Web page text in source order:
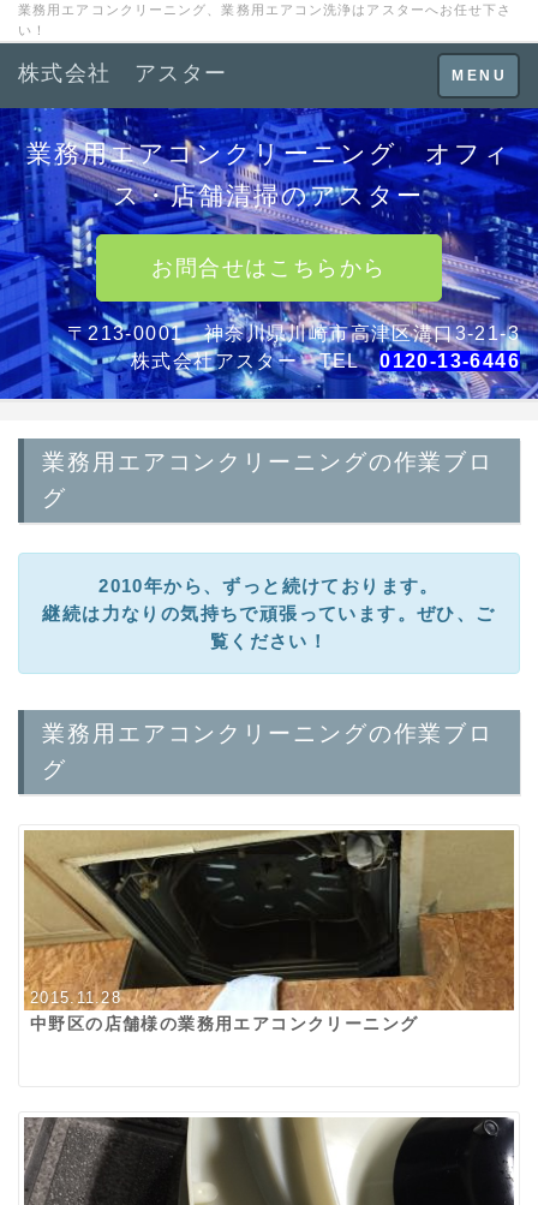
業務用エアコンクリーニング、業務用エアコン洗浄はアスターへお任せ下さ
い！
Toggle
navigation
MENU
株式会社 アスター
業務用エアコンクリーニング オフィ
ス・店舗清掃のアスター
お問合せはこちらから
〒213-0001 神奈川県川崎市高津区溝口3-21-3
株式会社アスター TEL0120-13-6446
業務用エアコンクリーニングの作業ブロ
グ
2010年から、ずっと続けております。
継続は力なりの気持ちで頑張っています。ぜひ、ご
覧ください！
業務用エアコンクリーニングの作業ブロ
グ
2015.11.28
中野区の店舗様の業務用エアコンクリーニング